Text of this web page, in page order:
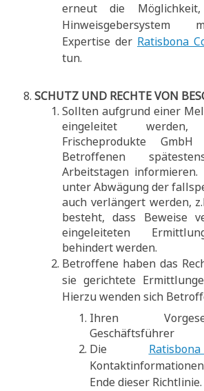
erneut die
Hinweisgebersystem
Expertise der Ratisbona
tun.
SCHUTZ UND RECHTE VON
Sollten aufgrund einer
eingeleitet
Frischeprodukte
Betroffenen
Arbeitstagen informieren.
unter Abwägung der
auch verlängert werden,
besteht, dass Beweise
eingeleiteten
behindert werden.
Betroffene haben das
sie gerichtete
Hierzu wenden sich
Ihren
Geschäftsführer
Die
Ende dieser Richtlinie.